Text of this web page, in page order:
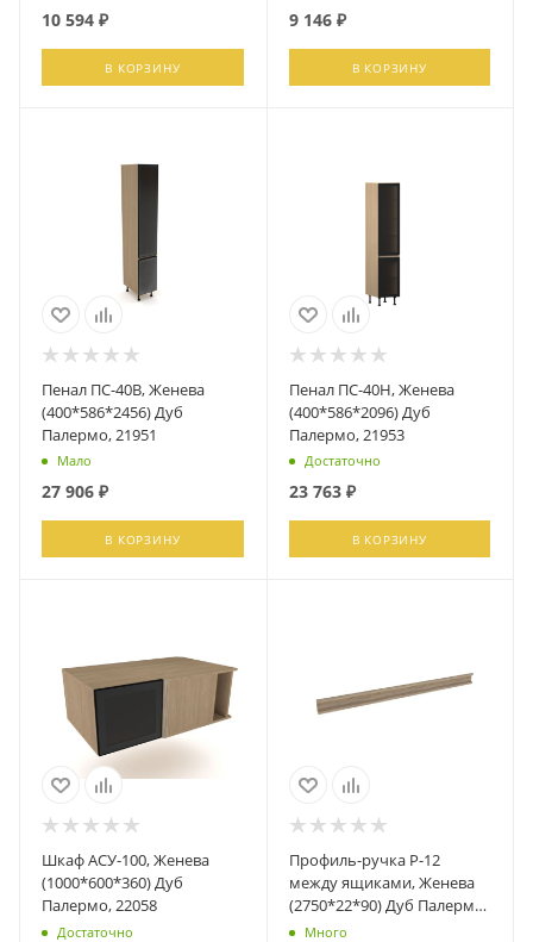
10 594 ₽
В КОРЗИНУ
9 146₽
В КОРЗИНУ
Пенал ПС-40В, Женева
(400*586*2456) Дуб
Палермо, 21951
Мало
27 906 ₽
В КОРЗИНУ
Пенал ПС-40Н, Женева
(400*586*2096) Дуб
Палермо, 21953
Достаточно
23 763₽
В КОРЗИНУ
Шкаф АСУ-100, Женева
(1000*600*360) Дуб
Палермо, 22058
Достаточно
Профиль-ручка Р-12
между ящиками, Женева
(2750*22*90) Дуб Палермо,
21962
Много